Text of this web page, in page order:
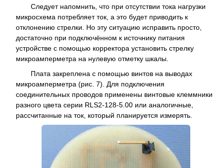
Следует напомнить, что при отсутствии тока нагрузки
микросхема потребляет ток, а это будет приводить к
отклонению стрелки. Но эту ситуацию исправить просто,
достаточно при подключённом к источнику питания
устройстве с помощью корректора установить стрелку
микроамперметра на нулевую отметку шкалы.
Плата закреплена с помощью винтов на выводах
микроамперметра (рис. 7). Для подключения
соединительных проводов применены винтовые клеммники
разного цвета серии RLS2-128-5.00 или аналогичные,
рассчитанные на ток, который планируется измерять.